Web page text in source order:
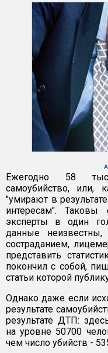
Ежегодно 58
самоубийство, или,
"умирают в
интересам".
эксперты в один
данные
состраданием,
представить
покончил с собой,
статьи которой
Однако даже если
результате
результате ДТП:
на уровне 50700
чем число убийств -